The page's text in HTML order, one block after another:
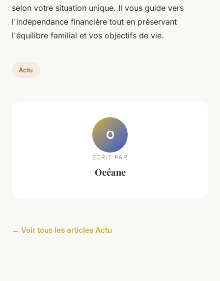
selon votre situation unique. Il vous guide vers
l'indépendance financière tout en préservant
l'équilibre familial et vos objectifs de vie.
Actu
O
ECRIT PAR
Océane
← Voir tous les articles Actu